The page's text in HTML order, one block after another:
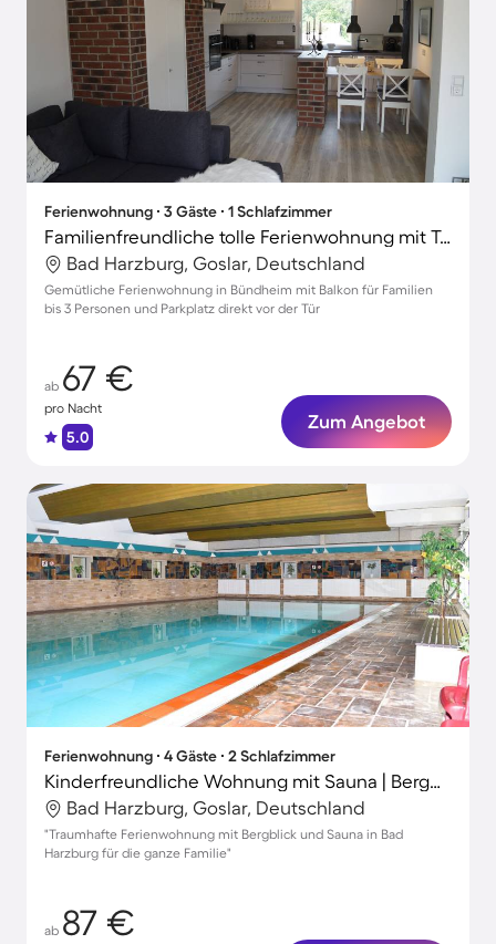
Ferienwohnung ∙ 3 Gäste ∙ 1 Schlafzimmer
Familienfreundliche tolle Ferienwohnung mit Terrasse und Grill | Naturblick
Bad Harzburg, Goslar, Deutschland
Gemütliche Ferienwohnung in Bündheim mit Balkon für Familien
bis 3 Personen und Parkplatz direkt vor der Tür
ab 67 €
pro Nacht
5.0
Zum Angebot
Ferienwohnung ∙ 4 Gäste ∙ 2 Schlafzimmer
Kinderfreundliche Wohnung mit Sauna | Bergblick
Bad Harzburg, Goslar, Deutschland
"Traumhafte Ferienwohnung mit Bergblick und Sauna in Bad
Harzburg für die ganze Familie"
ab 87 €